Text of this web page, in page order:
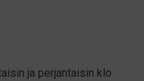
ja perjantaisin klo